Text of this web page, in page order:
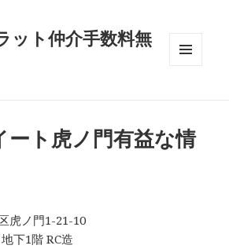
ット仲介手数料無
ート虎ノ門有益な情
ノ門1-21-10
下1階 RC造